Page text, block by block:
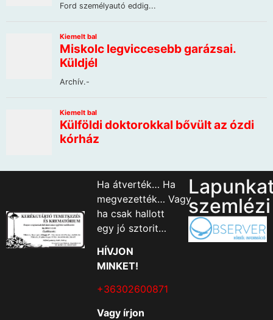
Ha átverték… Ha
megvezették… Vagy
ha csak hallott
egy jó sztorit…
HÍVJON
MINKET!
+36302600871
Vagy írjon
szemlézi